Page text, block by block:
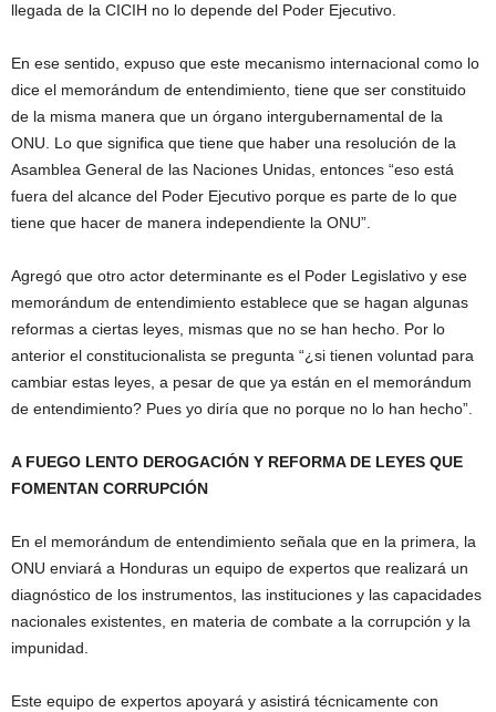
llegada de la CICIH no lo depende del Poder Ejecutivo.
En ese sentido, expuso que este mecanismo internacional como lo
dice el memorándum de entendimiento, tiene que ser constituido
de la misma manera que un órgano intergubernamental de la
ONU. Lo que significa que tiene que haber una resolución de la
Asamblea General de las Naciones Unidas, entonces “eso está
fuera del alcance del Poder Ejecutivo porque es parte de lo que
tiene que hacer de manera independiente la ONU”.
Agregó que otro actor determinante es el Poder Legislativo y ese
memorándum de entendimiento establece que se hagan algunas
reformas a ciertas leyes, mismas que no se han hecho. Por lo
anterior el constitucionalista se pregunta “¿si tienen voluntad para
cambiar estas leyes, a pesar de que ya están en el memorándum
de entendimiento? Pues yo diría que no porque no lo han hecho”.
A FUEGO LENTO DEROGACIÓN Y REFORMA DE LEYES QUE
FOMENTAN CORRUPCIÓN
En el memorándum de entendimiento señala que en la primera, la
ONU enviará a Honduras un equipo de expertos que realizará un
diagnóstico de los instrumentos, las instituciones y las capacidades
nacionales existentes, en materia de combate a la corrupción y la
impunidad.
Este equipo de expertos apoyará y asistirá técnicamente con